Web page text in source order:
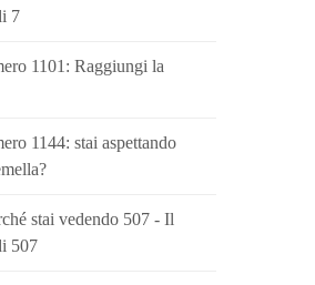
7
1101: Raggiungi la
1144: stai aspettando
stai vedendo 507 - Il
507